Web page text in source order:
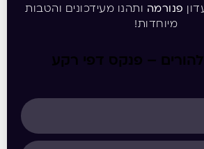
פנורמה ותהנו מעידכונים והטבות
מיוחדות!
– פנקס דפי רקע